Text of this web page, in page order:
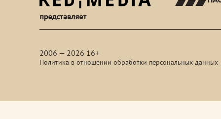
2006 — 2026 16+
Политика в отношении обработки персональных данных